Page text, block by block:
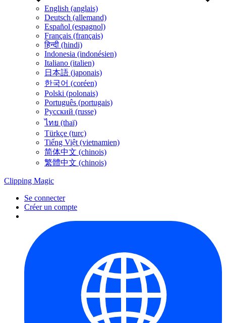
English (anglais)
Deutsch (allemand)
Español (espagnol)
Français (français)
हिन्दी (hindi)
Indonesia (indonésien)
Italiano (italien)
日本語 (japonais)
한국어 (coréen)
Polski (polonais)
Português (portugais)
Русский (russe)
ไทย (thaï)
Türkçe (turc)
Tiếng Việt (vietnamien)
简体中文 (chinois)
繁體中文 (chinois)
Clipping Magic
Se connecter
Créer un compte